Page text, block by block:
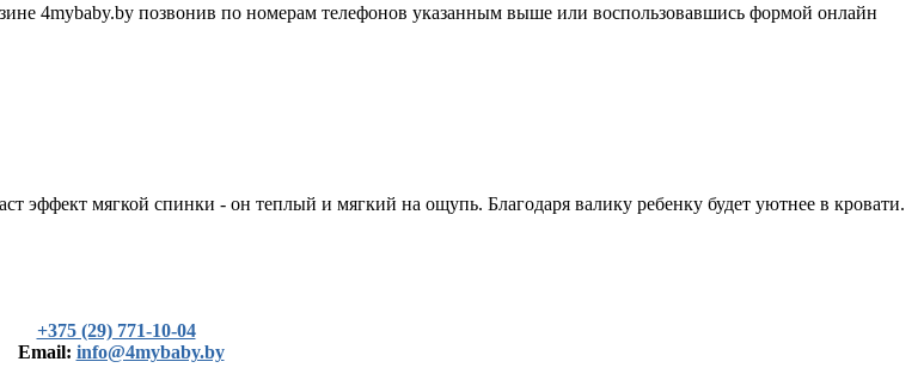
4mybaby.by позвонив по номерам телефонов указанным выше или воспользовавшись формой онлайн
эффект мягкой спинки - он теплый и мягкий на ощупь. Благодаря валику ребенку будет уютнее в кровати.
+375 (29) 771-10-04
Еmail: info@4mybaby.by